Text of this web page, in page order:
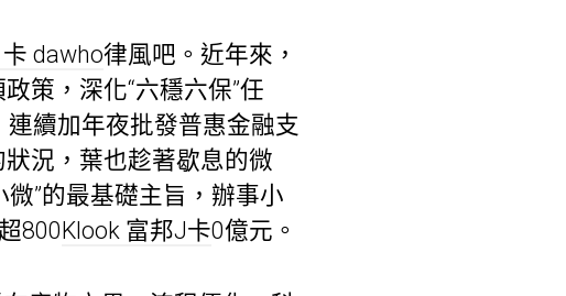
dawho律風吧。近年來，
策，深化“六穩六保”任
連續加年夜批發普惠金融支
況，葉也趁著歇息的微
”的最基礎主旨，辦事小
800Klook 富邦J卡0億元。